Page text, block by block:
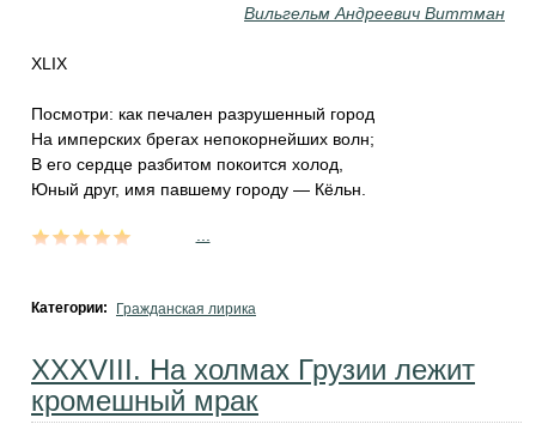
Вильгельм Андреевич Виттман
XLIX
Посмотри: как печален разрушенный город
На имперских брегах непокорнейших волн;
В его сердце разбитом покоится холод,
Юный друг, имя павшему городу — Кёльн.
Категории: Гражданская лирика
XXXVIII. На холмах Грузии лежит
кромешный мрак